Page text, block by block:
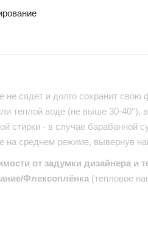
сядет и долго сохранит
теплой воде (не выше 30-
стирки - в случае
на среднем режиме, вывернув
от задумки дизайнера и
Флексоплёнка (тепловое